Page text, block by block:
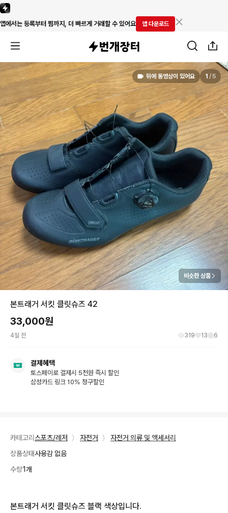
앱에서는 등록부터 찜까지, 더 빠르게 거래할 수 있어요 앱 다운로드
뒤에 동영상이 있어요 1 /5
비슷한 상품
본트래거 서킷 클릿슈즈 42
33,000원
4일 전 319 13 6
결제혜택
토스페이로 결제시 5천원 즉시 할인
삼성카드 링크 10% 청구할인
카테고리 스포츠/레저 〉 자전거 〉
자전거 의류 및 액세서리
상품상태사용감 없음
수량1개
본트래거 서킷 클릿슈즈 블랙 색상입니다.